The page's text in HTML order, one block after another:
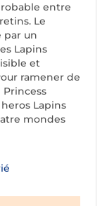
entre
Le
par un
Lapins
et
ramener de
Princess
Lapins
mondes